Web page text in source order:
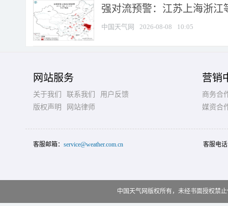
强对流预警：江苏上海浙江
中国天气网 2026-08-08 10:05
网站服务
关于我们 联系我们
用户反馈
版权声明
网站律师
营销
商务合
媒资合
客服邮箱： service@weather.com.cn 客服电
中国天气网版权所有，未经书面授权